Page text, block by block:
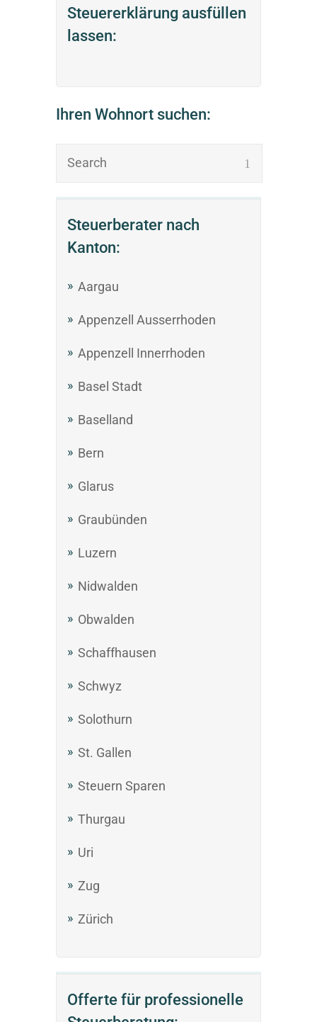
Steuererklärung ausfüllen
lassen:
Ihren Wohnort suchen:
Steuerberater nach
Kanton:
Aargau
Appenzell Ausserrhoden
Appenzell Innerrhoden
Basel Stadt
Baselland
Bern
Glarus
Graubünden
Luzern
Nidwalden
Obwalden
Schaffhausen
Schwyz
Solothurn
St. Gallen
Steuern Sparen
Thurgau
Uri
Zug
Zürich
Offerte für professionelle